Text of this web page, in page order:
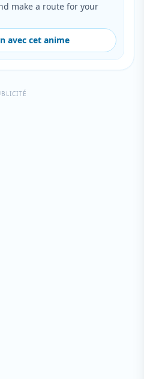
make a route for your
avec cet anime